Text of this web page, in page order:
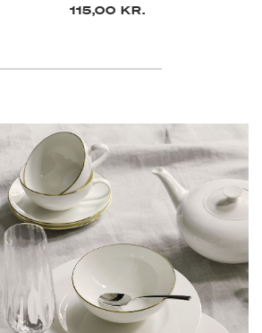
115,00 KR.